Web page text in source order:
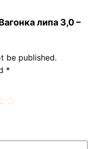
липа 3,0 –
be published.
*